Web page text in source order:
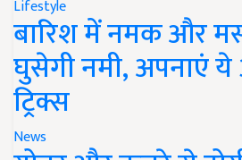
Lifestyle
बारिश में नमक और
घुसेगी नमी, अपनाएं
ट्रिक्स
News